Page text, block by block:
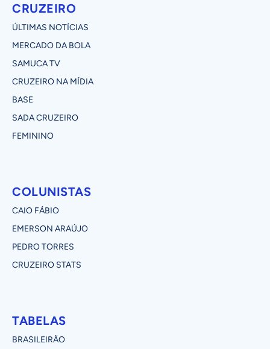
CRUZEIRO
ÚLTIMAS NOTÍCIAS
MERCADO DA BOLA
SAMUCA TV
CRUZEIRO NA MÍDIA
BASE
SADA CRUZEIRO
FEMININO
COLUNISTAS
CAIO FÁBIO
EMERSON ARAÚJO
PEDRO TORRES
CRUZEIRO STATS
TABELAS
BRASILEIRÃO